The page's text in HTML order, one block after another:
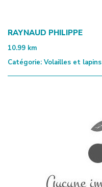
RAYNAUD PHILIPPE
10.99 km
Catégorie: Volailles et lapins